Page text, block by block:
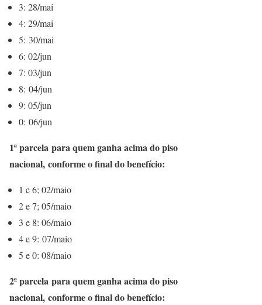
3: 28/mai
4: 29/mai
5: 30/mai
6: 02/jun
7: 03/jun
8: 04/jun
9: 05/jun
0: 06/jun
1ª parcela para quem ganha acima do piso
nacional, conforme o final do benefício:
1 e 6; 02/maio
2 e 7; 05/maio
3 e 8: 06/maio
4 e 9: 07/maio
5 e 0: 08/maio
2ª parcela para quem ganha acima do piso
nacional, conforme o final do benefício: